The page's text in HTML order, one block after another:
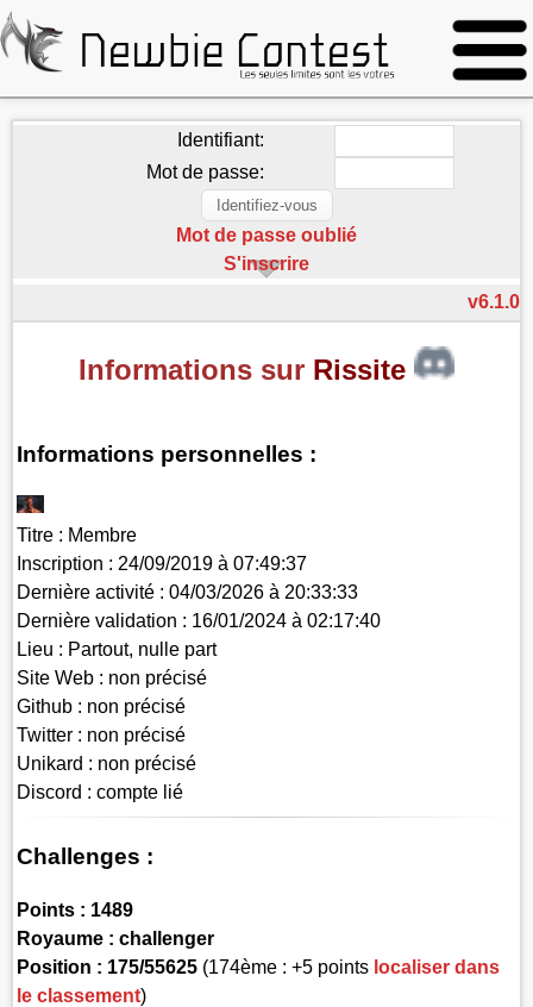
Identifiant:
Mot de passe:
Mot de passe oublié
S'inscrire
v6.1.0
Informations sur Rissite
Informations personnelles :
Titre : Membre
Inscription : 24/09/2019 à 07:49:37
Dernière activité : 04/03/2026 à 20:33:33
Dernière validation : 16/01/2024 à 02:17:40
Lieu : Partout, nulle part
Site Web : non précisé
Github : non précisé
Twitter : non précisé
Unikard : non précisé
Discord : compte lié
Challenges :
Points : 1489
Royaume : challenger
Position : 175/55625 (174ème : +5 points localiser dans
le classement)